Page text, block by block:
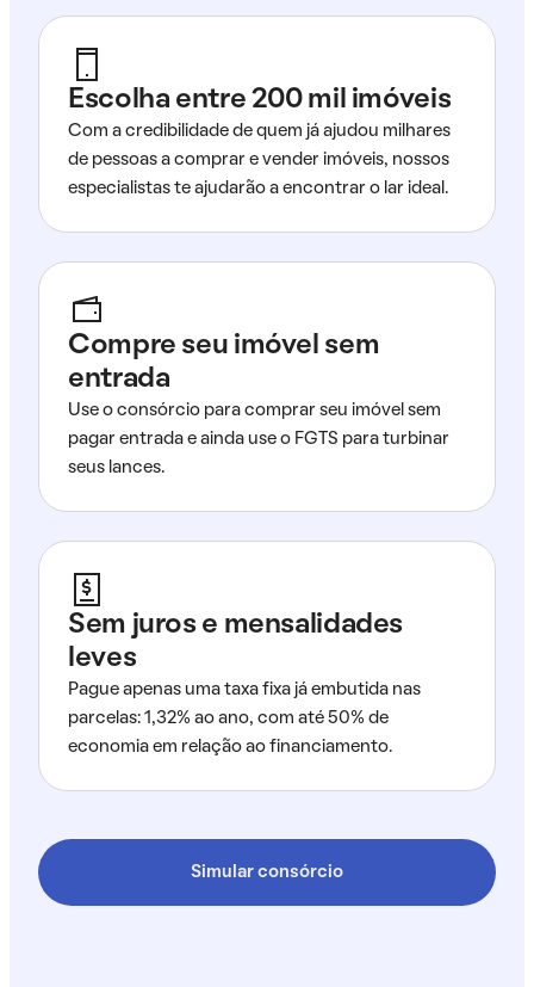
Escolha entre 200 mil imóveis
Com a credibilidade de quem já ajudou milhares
de pessoas a comprar e vender imóveis, nossos
especialistas te ajudarão a encontrar o lar ideal.
Compre seu imóvel sem
entrada
Use o consórcio para comprar seu imóvel sem
pagar entrada e ainda use o FGTS para turbinar
seus lances.
Sem juros e mensalidades
leves
Pague apenas uma taxa fixa já embutida nas
parcelas: 1,32% ao ano, com até 50% de
economia em relação ao financiamento.
Simular consórcio